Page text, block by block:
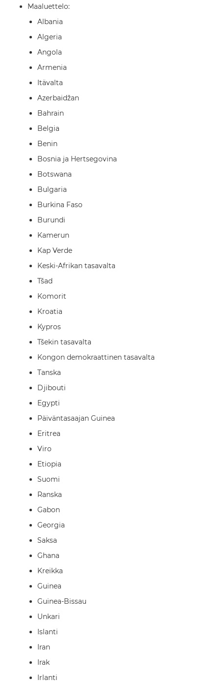
Maaluettelo:
Albania
Algeria
Angola
Armenia
Itävalta
Azerbaidžan
Bahrain
Belgia
Benin
Bosnia ja Hertsegovina
Botswana
Bulgaria
Burkina Faso
Burundi
Kamerun
Kap Verde
Keski-Afrikan tasavalta
Tšad
Komorit
Kroatia
Kypros
Tšekin tasavalta
Kongon demokraattinen tasavalta
Tanska
Djibouti
Egypti
Päiväntasaajan Guinea
Eritrea
Viro
Etiopia
Suomi
Ranska
Gabon
Georgia
Saksa
Ghana
Kreikka
Guinea
Guinea-Bissau
Unkari
Islanti
Iran
Irak
Irlanti